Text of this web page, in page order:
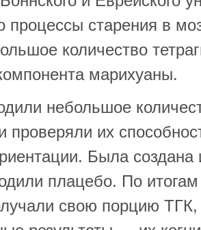
процессы старения в
количество
марихуаны.
небольшое
проверяли их
Была создана
плацебо. По
свою порцию